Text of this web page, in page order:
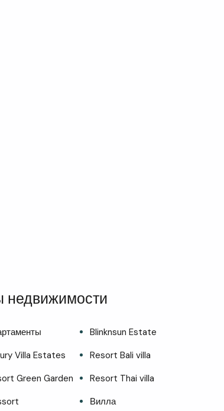
недвижимости
Blinknsun Estate
Villa Estates
Resort Bali villa
Green Garden
Resort Thai villa
Вилла